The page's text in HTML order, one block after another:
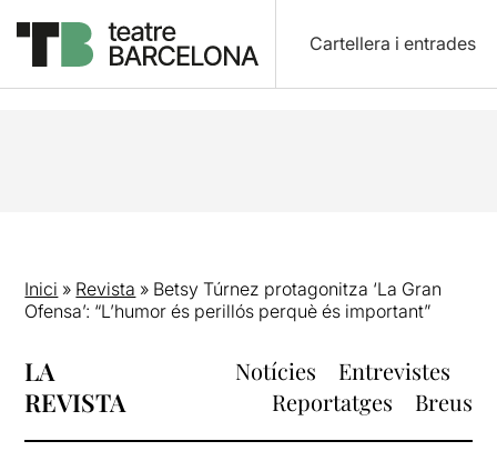
Cartellera i entrades
Inici » Revista » Betsy Túrnez protagonitza ‘La Gran
Ofensa’: “L’humor és perillós perquè és important”
LA
REVISTA
Notícies
Entrevistes
Reportatges
Breus